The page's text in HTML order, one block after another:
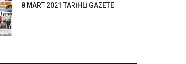
8 MART 2021 TARİHLİ GAZETE